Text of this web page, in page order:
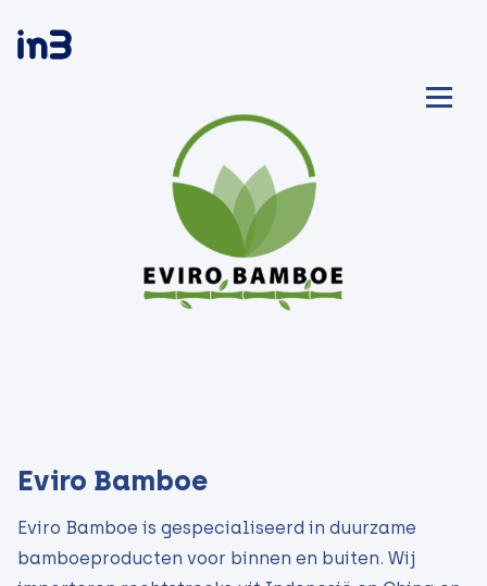
Eviro Bamboe
Eviro Bamboe is gespecialiseerd in duurzame
bamboeproducten voor binnen en buiten. Wij